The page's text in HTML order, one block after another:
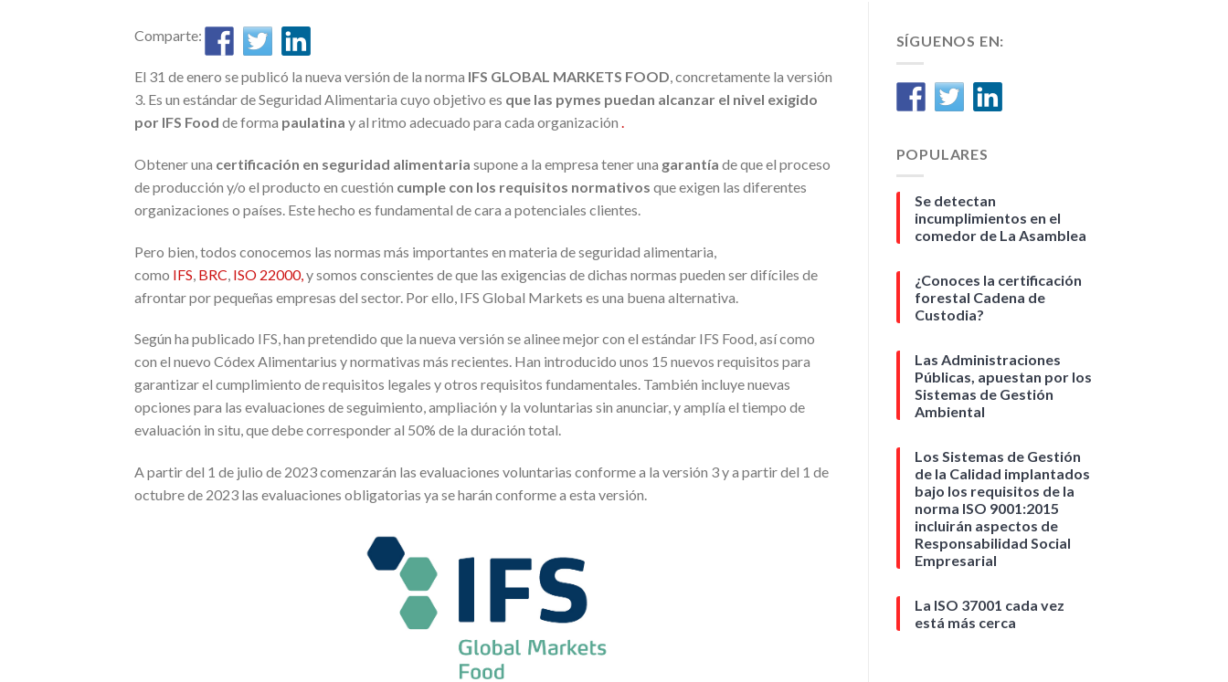
Comparte:
El 31 de enero se publicó la nueva versión de la norma IFS GLOBAL MARKETS FOOD, concretamente la versión
3. Es un estándar de Seguridad Alimentaria cuyo objetivo es que las pymes puedan alcanzar el nivel exigido
por IFS Food de forma paulatina y al ritmo adecuado para cada organización .
Obtener una certificación en seguridad alimentaria supone a la empresa tener una garantía de que el proceso
de producción y/o el producto en cuestión cumple con los requisitos normativos que exigen las diferentes
organizaciones o países. Este hecho es fundamental de cara a potenciales clientes.
Pero bien, todos conocemos las normas más importantes en materia de seguridad alimentaria,
como IFS BRC ISO 22000, y somos conscientes de que las exigencias de dichas normas pueden ser difíciles de
afrontar por pequeñas empresas del sector. Por ello, IFS Global Markets es una buena alternativa.
Según ha publicado IFS, han pretendido que la nueva versión se alinee mejor con el estándar IFS Food, así como
con el nuevo Códex Alimentarius y normativas más recientes. Han introducido unos 15 nuevos requisitos para
garantizar el cumplimiento de requisitos legales y otros requisitos fundamentales. También incluye nuevas
opciones para las evaluaciones de seguimiento, ampliación y la voluntarias sin anunciar, y amplía el tiempo de
evaluación in situ, que debe corresponder al 50% de la duración total.
A partir del 1 de julio de 2023 comenzarán las evaluaciones voluntarias conforme a la versión 3 y a partir del 1 de
octubre de 2023 las evaluaciones obligatorias ya se harán conforme a esta versión.
SÍGUENOS EN:
POPULARES
Se detectan
incumplimientos en el
comedor de La Asamblea
¿Conoces la certificación
forestal Cadena de
Custodia?
Las Administraciones
Públicas, apuestan por los
Sistemas de Gestión
Ambiental
Los Sistemas de Gestión
de la Calidad implantados
bajo los requisitos de la
norma ISO 9001:2015
incluirán aspectos de
Responsabilidad Social
Empresarial
La ISO 37001 cada vez
está más cerca